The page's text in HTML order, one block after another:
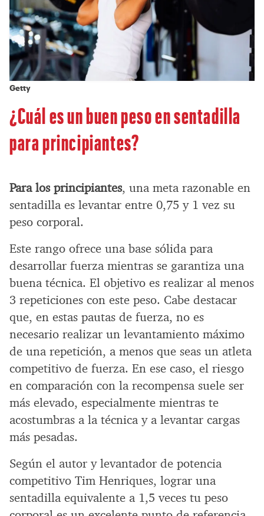
Getty
¿Cuál es un buen peso en sentadilla
para principiantes?
Para los principiantes, una meta razonable en
sentadilla es levantar entre 0,75 y 1 vez su
peso corporal.
Este rango ofrece una base sólida para
desarrollar fuerza mientras se garantiza una
buena técnica. El objetivo es realizar al menos
3 repeticiones con este peso. Cabe destacar
que, en estas pautas de fuerza, no es
necesario realizar un levantamiento máximo
de una repetición, a menos que seas un atleta
competitivo de fuerza. En ese caso, el riesgo
en comparación con la recompensa suele ser
más elevado, especialmente mientras te
acostumbras a la técnica y a levantar cargas
más pesadas.
Según el autor y levantador de potencia
competitivo Tim Henriques, lograr una
sentadilla equivalente a 1,5 veces tu peso